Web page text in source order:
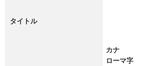
タイトル
カナ
ローマ字